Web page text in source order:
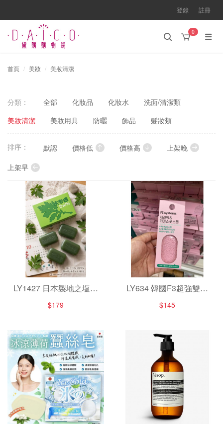
登錄 註冊
0
首頁 美妝 美妝清潔
分類： 全部 化妝品 化妝水
洗面/清潔類
美妝清潔
美妝用具 防曬 飾品 髮妝類
排序： 默認 價格低 價格高
上架晚
上架早
LY1427 日本製地之塩社
熊本天然艾草石鹼/4入
$179
LY634 韓國F3超強雙面
去角質磨腳石
$145